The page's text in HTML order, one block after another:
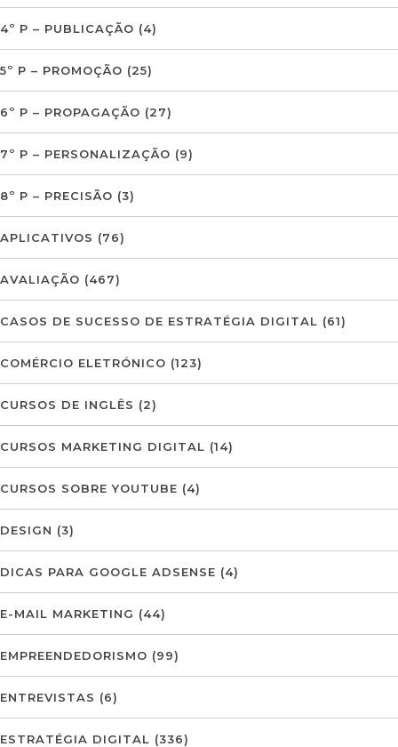
4º P – PUBLICAÇÃO (4)
5º P – PROMOÇÃO (25)
6º P – PROPAGAÇÃO (27)
7º P – PERSONALIZAÇÃO (9)
8º P – PRECISÃO (3)
APLICATIVOS (76)
AVALIAÇÃO (467)
CASOS DE SUCESSO DE ESTRATÉGIA DIGITAL (61)
COMÉRCIO ELETRÓNICO (123)
CURSOS DE INGLÊS (2)
CURSOS MARKETING DIGITAL (14)
CURSOS SOBRE YOUTUBE (4)
DESIGN (3)
DICAS PARA GOOGLE ADSENSE (4)
E-MAIL MARKETING (44)
EMPREENDEDORISMO (99)
ENTREVISTAS (6)
ESTRATÉGIA DIGITAL (336)